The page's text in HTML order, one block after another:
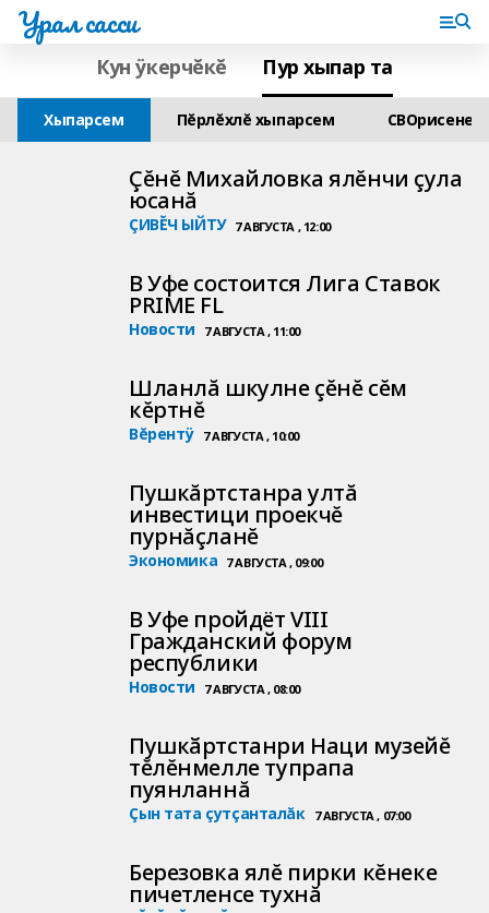
Урал сасси
Кун ÿкерчĕкĕ Пур хыпар та
Хыпарсем Пĕрлĕхлĕ хыпарсем СВОрисене
Çĕнĕ Михайловка ялĕнчи çула
юсанă
ÇИВĔЧ ЫЙТУ 7 АВГУСТА , 12:00
В Уфе состоится Лига Ставок
PRIME FL
Новости 7 АВГУСТА , 11:00
Шланлă шкулне çĕнĕ сĕм
кĕртнĕ
Вĕрентÿ 7 АВГУСТА , 10:00
Пушкăртстанра ултă
инвестици проекчĕ
пурнăçланĕ
Экономика 7 АВГУСТА , 09:00
В Уфе пройдёт VIII
Гражданский форум
республики
Новости 7 АВГУСТА , 08:00
Пушкӑртстанри Наци музейĕ
тĕлĕнмелле тупрапа
пуянланнă
Çын тата çутçанталăк 7 АВГУСТА , 07:00
Березовка ялĕ пирки кĕнеке
пичетленсе тухнă